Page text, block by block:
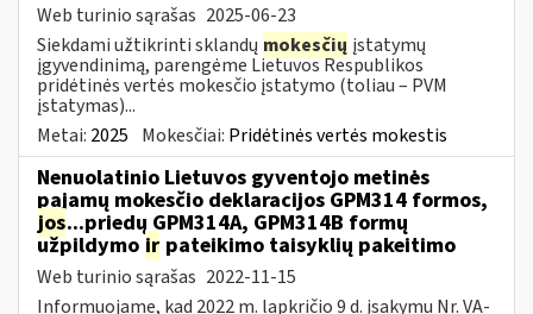
Web turinio sąrašas 2025-06-23
Siekdami užtikrinti sklandų mokesčių įstatymų
įgyvendinimą, parengėme Lietuvos Respublikos
pridėtinės vertės mokesčio įstatymo (toliau – PVM
įstatymas)...
Metai: 2025 Mokesčiai: Pridėtinės vertės mokestis
Nenuolatinio Lietuvos gyventojo metinės
pajamų mokesčio deklaracijos GPM314 formos,
jos...priedų GPM314A, GPM314B formų
užpildymo ir pateikimo taisyklių pakeitimo
Web turinio sąrašas 2022-11-15
Informuojame, kad 2022 m. lapkričio 9 d. įsakymu Nr. VA-